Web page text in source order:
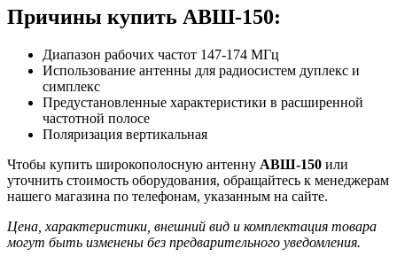
Причины купить АВШ-150:
Диапазон рабочих частот 147-174 МГц
Использование антенны для радиосистем дуплекс и
симплекс
Предустановленные характеристики в расширенной
частотной полосе
Поляризация вертикальная
Чтобы купить широкополосную антенну АВШ-150 или
уточнить стоимость оборудования, обращайтесь к менеджерам
нашего магазина по телефонам, указанным на сайте.
Цена, характеристики, внешний вид и комплектация товара
могут быть изменены без предварительного уведомления.